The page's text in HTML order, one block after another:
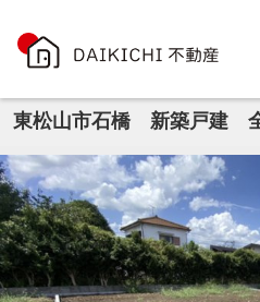
東松山市石橋 新築戸建